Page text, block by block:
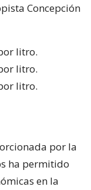
Concepción
litro.
litro.
litro.
por la
ha permitido
en la